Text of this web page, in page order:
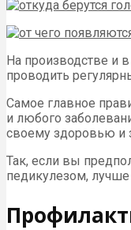
На производстве и
проводить
Самое главное
и любого
своему здоровью и
Так, если вы
педикулезом, лучше